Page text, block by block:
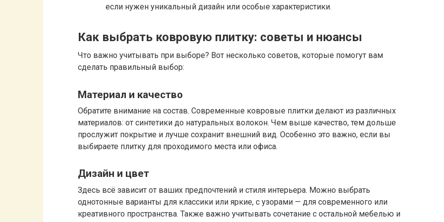
если нужен уникальный дизайн или особые характеристики.
Как выбрать ковровую плитку: советы и нюансы
Что важно учитывать при выборе? Вот несколько советов, которые помогут вам
сделать правильный выбор:
Материал и качество
Обратите внимание на состав. Современные ковровые плитки делают из различных
материалов: от синтетики до натуральных волокон. Чем выше качество, тем дольше
прослужит покрытие и лучше сохранит внешний вид. Особенно это важно, если вы
выбираете плитку для проходимого места или офиса.
Дизайн и цвет
Здесь всё зависит от ваших предпочтений и стиля интерьера. Можно выбрать
однотонные варианты для классики или яркие, с узорами — для современного или
креативного пространства. Также важно учитывать сочетание с остальной мебелью и